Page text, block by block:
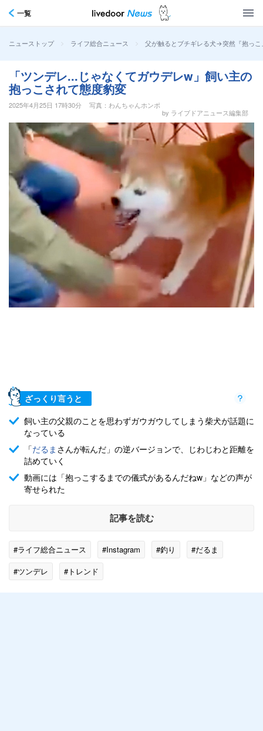
一覧
ニューストップ > ライフ総合ニュース > 父が触るとブチギレる犬→突然『抱っ
「ツンデレ...じゃなくてガウデレw」飼い主の
抱っこされて態度豹変
2025年4月25日 17時30分
写真：わんちゃんホンポ
by ライブドアニュース編集部
ざっくり言うと
飼い主の父親のことを思わずガウガウしてしまう柴犬が話題に
なっている
「だるま さんが転んだ」の逆バージョンで、じわじわと距離を
詰めていく
動画には「抱っこするまでの儀式があるんだねw」などの声が
寄せられた
記事を読む
#ライフ総合ニュース #Instagram #釣り
#だるま
#ツンデレ
#トレンド